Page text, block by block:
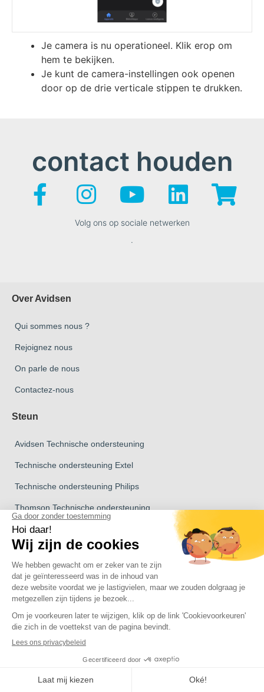
Je camera is nu operationeel. Klik erop om
hem te bekijken.
Je kunt de camera-instellingen ook openen
door op de drie verticale stippen te drukken.
contact houden
Volg ons op sociale netwerken
.
Over Avidsen
Qui sommes nous ?
Rejoignez nous
On parle de nous
Contactez-nous
Steun
Avidsen Technische ondersteuning
Technische ondersteuning Extel
Technische ondersteuning Philips
Thomson Technische ondersteuning
Avidsen Groep merk
Avidsen Merk
Merk Extel
Thomson Merk
merk Philips
Copyright 2026 © Alle rechten voorbehouden Avidsen